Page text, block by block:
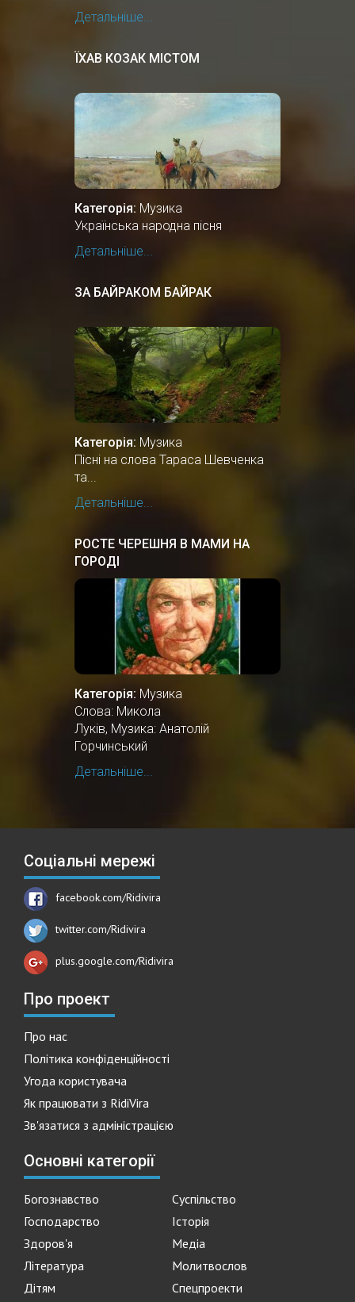
Детальніше...
ЇХАВ КОЗАК МІСТОМ
Категорія: Музика
Українська народна пісня
Детальніше...
ЗА БАЙРАКОМ БАЙРАК
Категорія: Музика
Пісні на слова Тараса Шевченка
та...
Детальніше...
РОСТЕ ЧЕРЕШНЯ В МАМИ НА
ГОРОДІ
Категорія: Музика
Слова: Микола
Луків, Музика: Анатолій
Горчинський
Детальніше...
Соціальні мережі
facebook.com/Ridivira
twitter.com/Ridivira
plus.google.com/Ridivira
Про проект
Про нас
Політика конфіденційності
Угода користувача
Як працювати з RidiVira
Зв'язатися з адміністрацією
Основні категорії
Богознавство
Суспільство
Господарство
Історія
Здоров'я
Медіа
Література
Молитвослов
Дітям
Спецпроекти